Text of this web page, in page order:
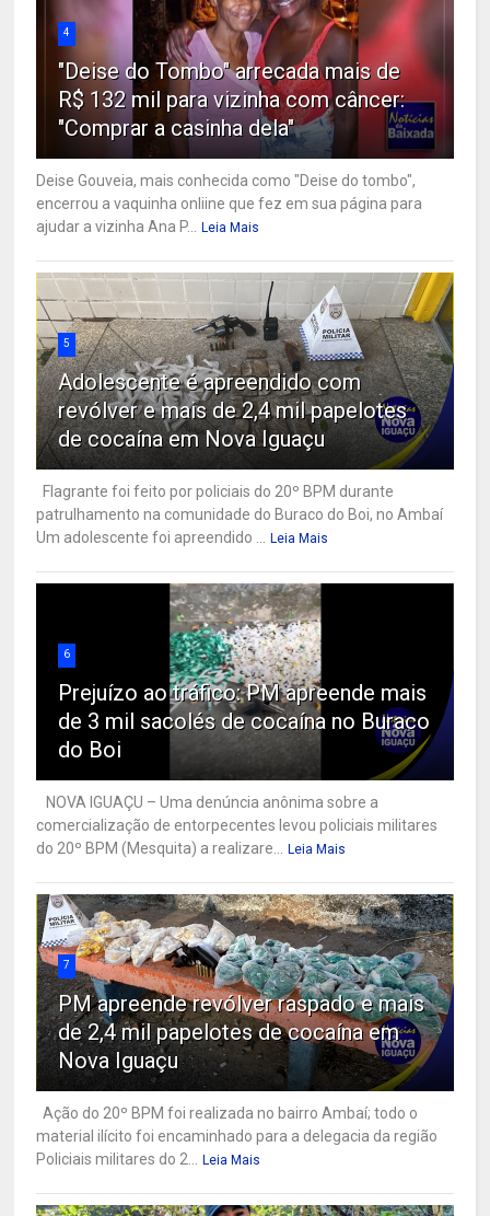
4
"Deise do Tombo" arrecada mais de
R$ 132 mil para vizinha com câncer:
"Comprar a casinha dela"
Deise Gouveia, mais conhecida como "Deise do tombo",
encerrou a vaquinha onliine que fez em sua página para
ajudar a vizinha Ana P...
Leia Mais
5
Adolescente é apreendido com
revólver e mais de 2,4 mil papelotes
de cocaína em Nova Iguaçu
Flagrante foi feito por policiais do 20º BPM durante
patrulhamento na comunidade do Buraco do Boi, no Ambaí
Um adolescente foi apreendido ...
Leia Mais
6
Prejuízo ao tráfico: PM apreende mais
de 3 mil sacolés de cocaína no Buraco
do Boi
NOVA IGUAÇU – Uma denúncia anônima sobre a
comercialização de entorpecentes levou policiais militares
do 20º BPM (Mesquita) a realizare...
Leia Mais
7
PM apreende revólver raspado e mais
de 2,4 mil papelotes de cocaína em
Nova Iguaçu
Ação do 20º BPM foi realizada no bairro Ambaí; todo o
material ilícito foi encaminhado para a delegacia da região
Policiais militares do 2...
Leia Mais